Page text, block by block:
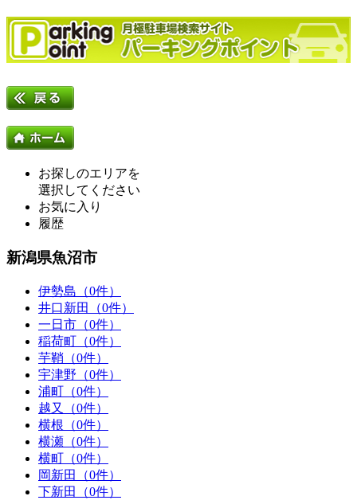
お探しのエリアを
選択してください
お気に入り
履歴
新潟県魚沼市
伊勢島（0件）
井口新田（0件）
一日市（0件）
稲荷町（0件）
芋鞘（0件）
宇津野（0件）
浦町（0件）
越又（0件）
横根（0件）
横瀬（0件）
横町（0件）
岡新田（0件）
下新田（0件）